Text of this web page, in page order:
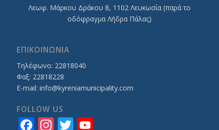
Λεωφ. Mάρκου Δράκου 8, 1102 Λευκωσία (παρά το
οδόφραγμα Λήδρα Πάλας)
ΕΠΙΚΟΙΝΩΝΙΑ
Τηλέφωνο: 22818040
Φαξ: 22818228
E-mail: info@kyreniamunicipality.com
FOLLOW US
Facebook
Instagram
Twitter
YouTube